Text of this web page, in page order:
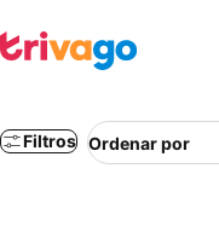
Filtros Ordenar por